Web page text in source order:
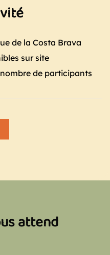
de la Costa Brava
sur site
de participants
attend